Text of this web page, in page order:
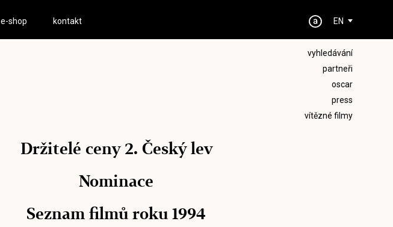
e-shop kontakt EN
vyhledávání
partneři
oscar
press
vítězné filmy
Držitelé ceny 2. Český lev
Nominace
Seznam filmů roku 1994